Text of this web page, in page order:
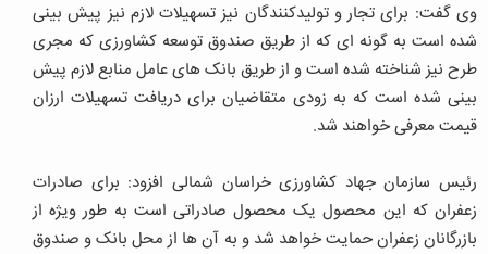
وی گفت: برای تجار و تولیدکنندگان نیز تسهیلات لازم نیز پیش بینی
شده است به گونه ای که از طریق صندوق توسعه کشاورزی که مجری
طرح نیز شناخته شده است و از طریق بانک های عامل منابع لازم پیش
بینی شده است که به زودی متقاضیان برای دریافت تسهیلات ارزان
قیمت معرفی خواهند شد.
رئیس سازمان جهاد کشاورزی خراسان شمالی افزود: برای صادرات
زعفران که این محصول یک محصول صادراتی است به طور ویژه از
بازرگانان زعفران حمایت خواهد شد و به آن ها از محل بانک و صندوق